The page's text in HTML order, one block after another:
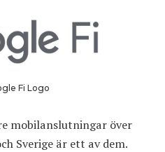
Fi Logo
mobilanslutningar över
Sverige är ett av dem.